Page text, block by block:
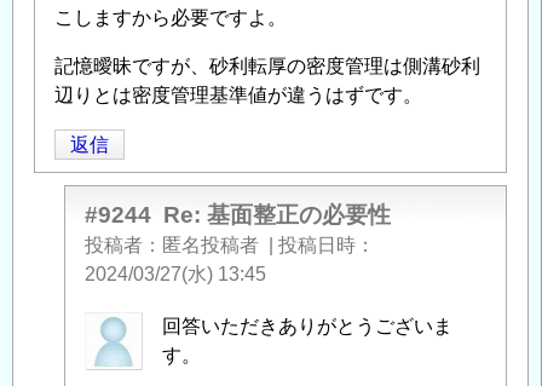
こしますから必要ですよ。
記憶曖昧ですが、砂利転厚の密度管理は側溝砂利
辺りとは密度管理基準値が違うはずです。
返信
#9244 Re: 基面整正の必要性
投稿者 匿名投稿者
投稿日時
2024/03/27(水) 13:45
匿
名
回答いただきありがとうございま
す。